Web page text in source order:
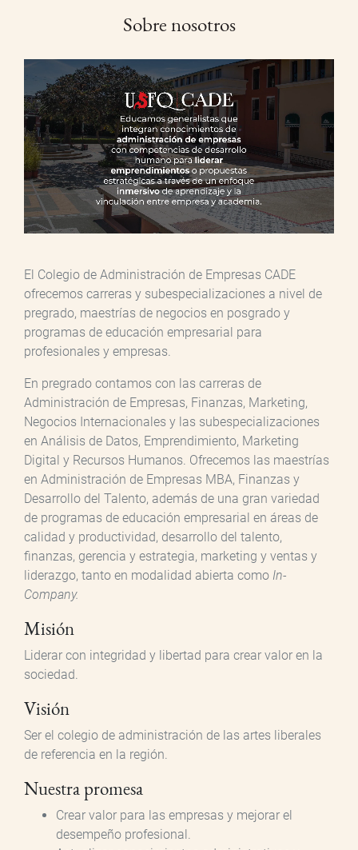
Sobre nosotros
El Colegio de Administración de Empresas CADE
ofrecemos carreras y subespecializaciones a nivel de
pregrado, maestrías de negocios en posgrado y
programas de educación empresarial para
profesionales y empresas.
En pregrado contamos con las carreras de
Administración de Empresas, Finanzas, Marketing,
Negocios Internacionales y las subespecializaciones
en Análisis de Datos, Emprendimiento, Marketing
Digital y Recursos Humanos. Ofrecemos las maestrías
en Administración de Empresas MBA, Finanzas y
Desarrollo del Talento, además de una gran variedad
de programas de educación empresarial en áreas de
calidad y productividad, desarrollo del talento,
finanzas, gerencia y estrategia, marketing y ventas y
liderazgo, tanto en modalidad abierta como In-
Company.
Misión
Liderar con integridad y libertad para crear valor en la
sociedad.
Visión
Ser el colegio de administración de las artes liberales
de referencia en la región.
Nuestra promesa
Crear valor para las empresas y mejorar el
desempeño profesional.